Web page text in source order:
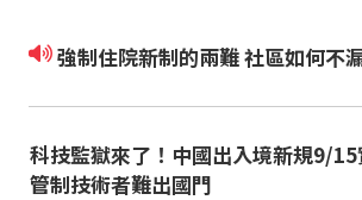
強制住院新制的兩難 社區如何不
科技監獄來了！中國出入境新規9/
管制技術者難出國門